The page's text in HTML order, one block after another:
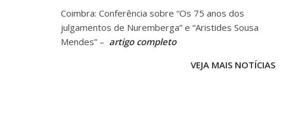
Coimbra: Conferência sobre “Os 75 anos dos
julgamentos de Nuremberga” e “Aristides Sousa
Mendes” – artigo completo
VEJA MAIS NOTÍCIAS